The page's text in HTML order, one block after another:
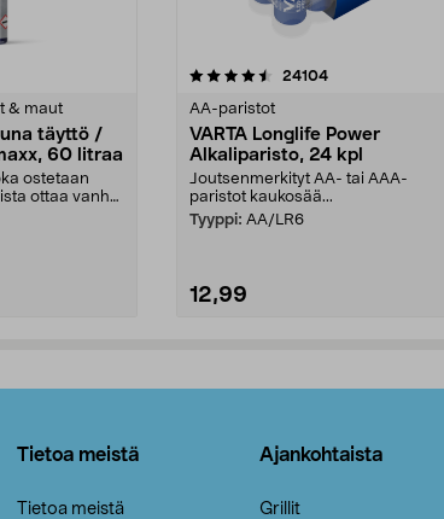
& maut
täyttö /
60 litraa
ostetaan
ottaa vanha
24104arvostelut
AA-paristot
VARTA Longlife Power
Alkaliparisto, 24 kpl
Joutsenmerkityt AA- tai AAA-
paristot kaukosää...
Tyyppi: AA/LR6
12,99
4.5viidestä
Tietoa meistä
Tietoa meistä
Ajankohtaista
Grillit